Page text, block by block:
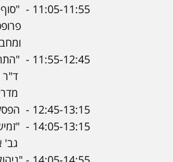
11:05-11:55 - "סוף עידן התואר האקדמי"
פרופסור עוז
ומחבר הספר
11:55-12:45 - "התהליך הייעוצי בעת משבר מתמשך-היבטים של חוסן רגשי"
ד"ר טלי שימקין
מדריכת
12:45-13:15 - הפסקת צהריים
14:05-13:15 - "זמישות הייעוץ התעסוקתי - קבוצתי"
גב' אורלי צדוק,